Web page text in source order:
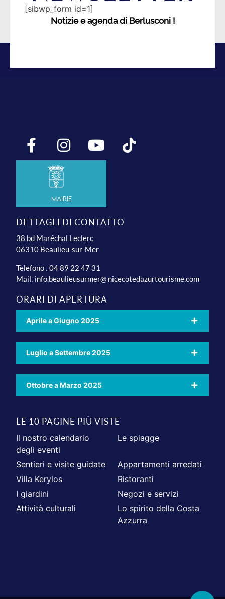
[sibwp_form id=1]
Notizie e agenda di Berlusconi !
Mairie
DETTAGLI DI CONTATTO
38 bd Maréchal Leclerc
06310 Beaulieu-sur-Mer
Telefono : 04 89 22 47 31
Mail: info.beaulieusurmer@ nicecotedazurtourisme.com
ORARI DI APERTURA
Aprile a Giugno 2025
Luglio a Settembre 2025
Ottobre a Marzo 2025
LE 10 PAGINE PIÙ VISTE
Il nostro calendario
degli eventi
Le spiagge
Sentieri e visite guidate
Appartamenti arredati
Villa Kerylos
Ristoranti
I giardini
Negozi e servizi
Attività culturali
Lo spirito della Costa
Azzurra